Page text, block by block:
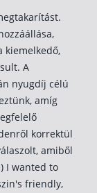
kiemelkedő,
A
nyugdíj célú
amíg
korrektül
amiből
I wanted to
friendly,